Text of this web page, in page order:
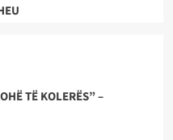
TË KOLERËS” –